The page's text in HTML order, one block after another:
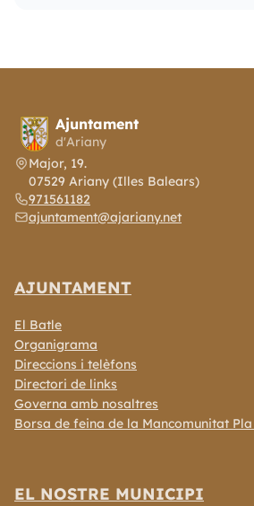
Ajuntament
d'Ariany
Major, 19.
07529 Ariany (Illes Balears)
971561182
ajuntament@ajariany.net
AJUNTAMENT
El Batle
Organigrama
Direccions i telèfons
Directori de links
Governa amb nosaltres
Borsa de feina de la Mancomunitat
EL NOSTRE MUNICIPI